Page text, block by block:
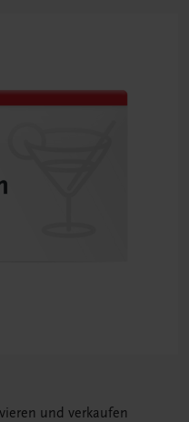
und verkaufen